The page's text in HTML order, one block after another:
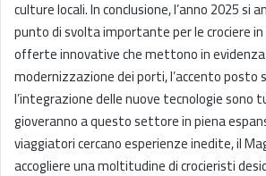
culture locali. In conclusione, l’anno 2025 si
punto di svolta importante per le crociere
offerte innovative che mettono in evidenza
modernizzazione dei porti, l’accento posto
l’integrazione delle nuove tecnologie
gioveranno a questo settore in piena
viaggiatori cercano esperienze inedite, il
accogliere una moltitudine di crocieristi